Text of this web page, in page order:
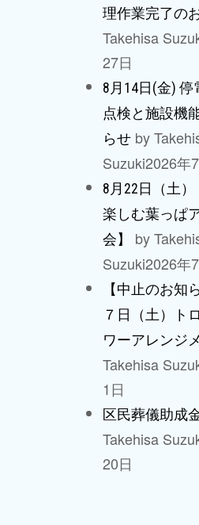
理作業完了の
Takehisa
27日
8月14日(金)
点検と施設機
らせ by
Suzuki2026年
8月22日（土
楽しむ葉っぱ
会】
by
Suzuki2026年
【中止のお知
７日（土）ト
ワーアレンジ
Takehisa
1日
区民葬儀助成
Takehisa
20日